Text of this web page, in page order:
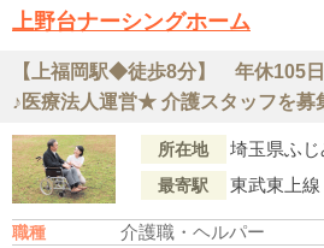
上野台ナーシングホーム
【上福岡駅◆徒歩8分】 年休105
♪医療法人運営★ 介護スタッフを募
所在地 埼玉県ふ
最寄駅
職種
介護職・ヘルパー